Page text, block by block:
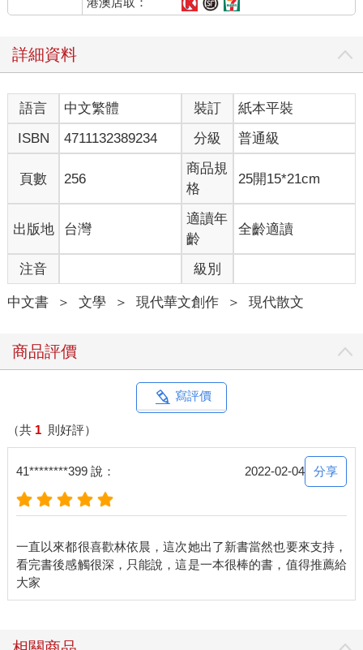
詳細資料
語言 中文繁體 裝訂
紙本平裝
ISBN
4711132389234 分級 普通級
頁數 256
商品規
格
25開15*21cm
出版地 台灣
適讀年
齡
全齡適讀
注音 級別
中文書 ＞ 文學 ＞ 現代華文創作 ＞ 現代散文
商品評價
寫評價
（共 1 則好評）
41********399 說： 2022-02-04 分享
一直以來都很喜歡林依晨，這次她出了新書當然也要來支持，
看完書後感觸很深，只能說，這是一本很棒的書，值得推薦給